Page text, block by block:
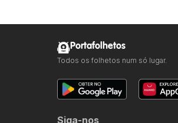
Portafolhetos
Todos os folhetos num só lugar.
Siga-nos